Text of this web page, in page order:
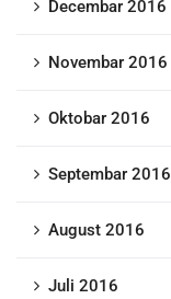
Decembar 2016
Novembar 2016
Oktobar 2016
Septembar 2016
August 2016
Juli 2016